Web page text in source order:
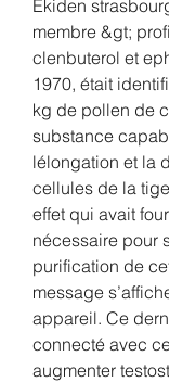
Ekiden
membre &gt;
clenbuterol et
1970, était
kg de pollen de
substance
lélongation et la
cellules de la
effet qui avait
nécessaire pour
purification de
message
appareil. Ce
connecté avec
augmenter